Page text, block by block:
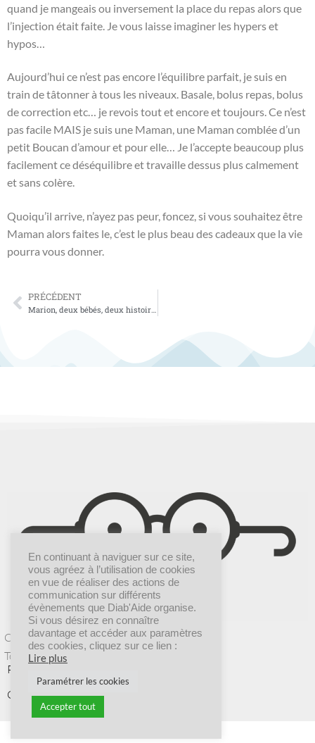
quand je mangeais ou inversement la place du repas alors que
l’injection était faite. Je vous laisse imaginer les hypers et
hypos…
Aujourd’hui ce n’est pas encore l’équilibre parfait, je suis en
train de tâtonner à tous les niveaux. Basale, bolus repas, bolus
de correction etc… je revois tout et encore et toujours. Ce n’est
pas facile MAIS je suis une Maman, une Maman comblée d’un
petit Boucan d’amour et pour elle… Je l’accepte beaucoup plus
facilement ce déséquilibre et travaille dessus plus calmement
et sans colère.
Quoiqu’il arrive, n’ayez pas peur, foncez, si vous souhaitez être
Maman alors faites le, c’est le plus beau des cadeaux que la vie
pourra vous donner.
PRÉCÉDENT
Marion, deux bébés, deux histoires
Création graphique | Dr COMM’
Tous droits réservés © 2025 Diab’Aide
POLITIQUE DE CONFIDENTIALITÉ
CGV
En continuant à naviguer sur ce site,
vous agréez à l’utilisation de cookies
en vue de réaliser des actions de
communication sur différents
évènements que Diab'Aide organise.
Si vous désirez en connaître
davantage et accéder aux paramètres
des cookies, cliquez sur ce lien :
Lire plus
Paramétrer les cookies
Accepter tout